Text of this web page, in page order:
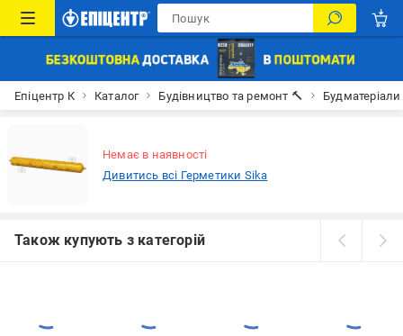
Епіцентр К Каталог Будівництво та ремонт 🔨 Будматеріали
Немає в наявності
Дивитись всі Герметики Sika
Також купують з категорій